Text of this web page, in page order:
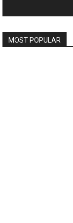
MOST POPULAR